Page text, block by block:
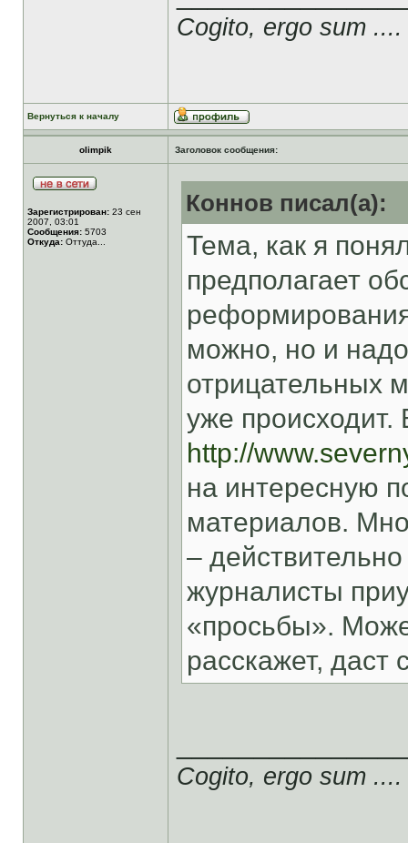
Cogito, ergo sum ....
Вернуться к началу
olimpik Заголовок сообщения:
Зарегистрирован: 23 сен
2007, 03:01
Сообщения: 5703
Откуда: Оттуда...
Коннов писал(а):
Тема, как я
предполагает
можно, но и
отрицательных
уже происходит.
http://
на интересную
материалов.
–
журналисты
«просьбы».
расскажет, даст
Cogito, ergo sum ....